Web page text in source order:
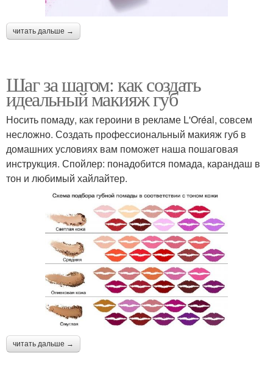
читать дальше →
Шаг за шагом: как создать
идеальный макияж губ
Носить помаду, как героини в рекламе L'Oréal, совсем
несложно. Создать профессиональный макияж губ в
домашних условиях вам поможет наша пошаговая
инструкция. Спойлер: понадобится помада, карандаш в
тон и любимый хайлайтер.
читать дальше →